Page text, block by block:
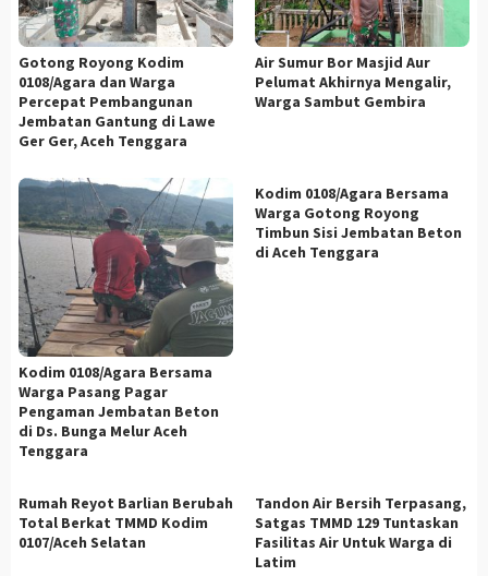
Gotong Royong Kodim
0108/Agara dan Warga
Percepat Pembangunan
Jembatan Gantung di Lawe
Ger Ger, Aceh Tenggara
Air Sumur Bor Masjid Aur
Pelumat Akhirnya Mengalir,
Warga Sambut Gembira
Kodim 0108/Agara Bersama
Warga Pasang Pagar
Pengaman Jembatan Beton
di Ds. Bunga Melur Aceh
Tenggara
Kodim 0108/Agara Bersama
Warga Gotong Royong
Timbun Sisi Jembatan Beton
di Aceh Tenggara
Rumah Reyot Barlian Berubah
Total Berkat TMMD Kodim
0107/Aceh Selatan
Tandon Air Bersih Terpasang,
Satgas TMMD 129 Tuntaskan
Fasilitas Air Untuk Warga di
Latim